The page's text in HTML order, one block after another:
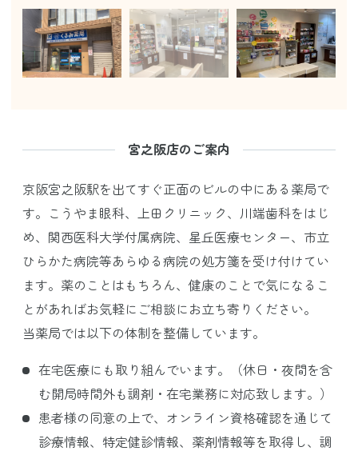
宮之阪店のご案内
京阪宮之阪駅を出てすぐ正面のビルの中にある薬局で
す。こうやま眼科、上田クリニック、川端歯科をはじ
め、関西医科大学付属病院、星丘医療センター、市立
ひらかた病院等あらゆる病院の処方箋を受け付けてい
ます。薬のことはもちろん、健康のことで気になるこ
とがあればお気軽にご相談にお立ち寄りください。
当薬局では以下の体制を整備しています。
在宅医療にも取り組んでいます。（休日・夜間を含
む開局時間外も調剤・在宅業務に対応致します。）
患者様の同意の上で、オンライン資格確認を通じて
診療情報、特定健診情報、薬剤情報等を取得し、調